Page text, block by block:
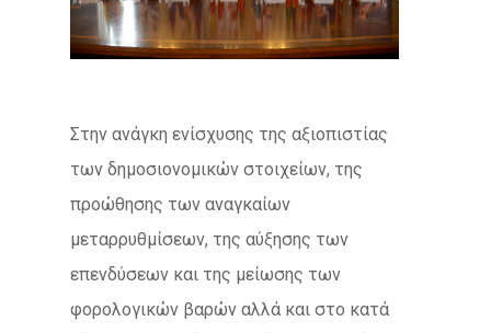
Στην ανάγκη ενίσχυσης της αξιοπιστίας
των δημοσιονομικών στοιχείων, της
προώθησης των αναγκαίων
μεταρρυθμίσεων, της αύξησης των
επενδύσεων και της μείωσης των
φορολογικών βαρών αλλά και στο κατά